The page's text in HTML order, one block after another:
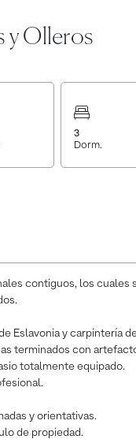
y Olleros
3
Dorm.
contiguos, los cuales
Eslavonia y carpintería
terminados con
totalmente equipado.
y orientativas.
de propiedad.